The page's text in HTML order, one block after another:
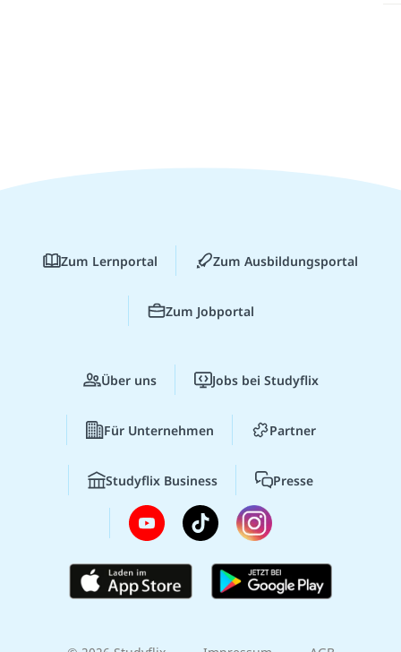
Zum Lernportal Zum Ausbildungsportal
Zum Jobportal
Über uns Jobs bei Studyflix
Für Unternehmen Partner
Studyflix Business Presse